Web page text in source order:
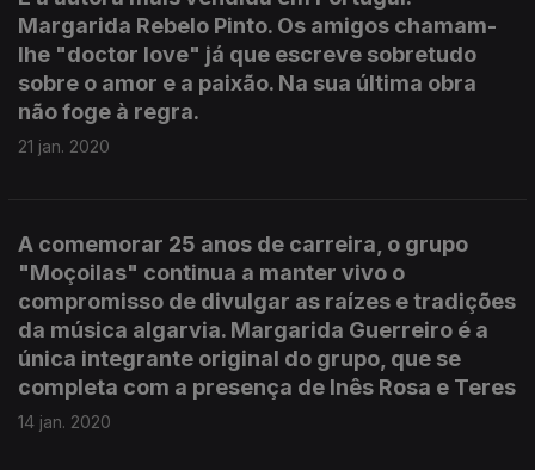
Margarida Rebelo Pinto. Os amigos chamam-
lhe "doctor love" já que escreve sobretudo
sobre o amor e a paixão. Na sua última obra
não foge à regra.
21 jan. 2020
A comemorar 25 anos de carreira, o grupo
"Moçoilas" continua a manter vivo o
compromisso de divulgar as raízes e tradições
da música algarvia. Margarida Guerreiro é a
única integrante original do grupo, que se
completa com a presença de Inês Rosa e Teres
14 jan. 2020